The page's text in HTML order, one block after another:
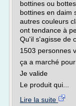
bottines ou
bottines en daim
autres couleurs
ont tendance à
Qu'il s'agisse de
1503 personnes
ça a marché
Je valide
Le produit qui...
Lire la suite